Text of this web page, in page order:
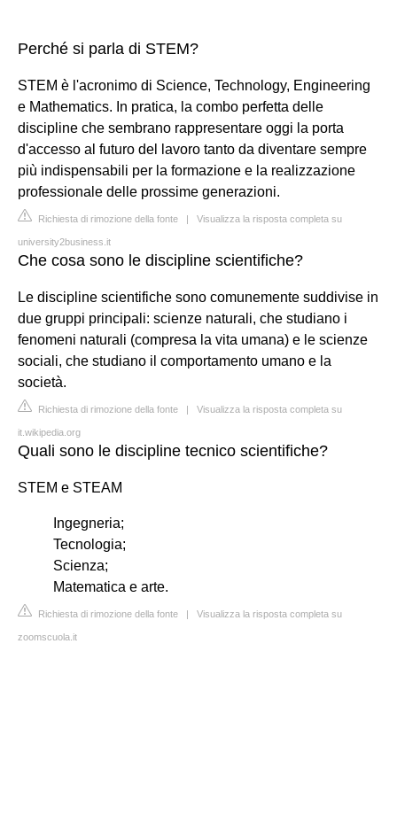
Perché si parla di STEM?
STEM è l'acronimo di Science, Technology, Engineering
e Mathematics. In pratica, la combo perfetta delle
discipline che sembrano rappresentare oggi la porta
d'accesso al futuro del lavoro tanto da diventare sempre
più indispensabili per la formazione e la realizzazione
professionale delle prossime generazioni.
Richiesta di rimozione della fonte | Visualizza la risposta completa su
university2business.it
Che cosa sono le discipline scientifiche?
Le discipline scientifiche sono comunemente suddivise in
due gruppi principali: scienze naturali, che studiano i
fenomeni naturali (compresa la vita umana) e le scienze
sociali, che studiano il comportamento umano e la
società.
Richiesta di rimozione della fonte | Visualizza la risposta completa su
it.wikipedia.org
Quali sono le discipline tecnico scientifiche?
STEM e STEAM
Ingegneria;
Tecnologia;
Scienza;
Matematica e arte.
Richiesta di rimozione della fonte | Visualizza la risposta completa su
zoomscuola.it